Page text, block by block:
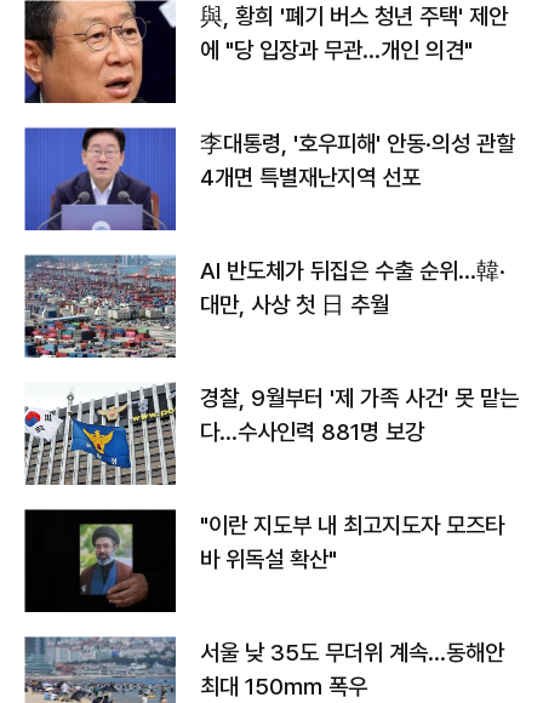
與, 황희 '폐기 버스 청년 주택' 제안
에 "당 입장과 무관…개인 의견"
李대통령, '호우피해' 안동·의성 관할
4개면 특별재난지역 선포
AI 반도체가 뒤집은 수출 순위…韓·
대만, 사상 첫 日 추월
경찰, 9월부터 '제 가족 사건' 못 맡는
다…수사인력 881명 보강
"이란 지도부 내 최고지도자 모즈타
바 위독설 확산"
서울 낮 35도 무더위 계속…동해안
최대 150㎜ 폭우